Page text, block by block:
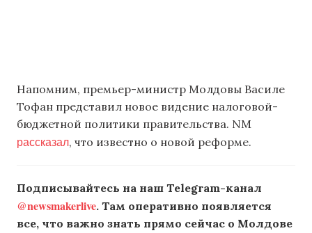
Напомним, премьер-министр Молдовы Василе
Тофан представил новое видение налоговой-
бюджетной политики правительства. NM
рассказал, что известно о новой реформе.
Подписывайтесь на наш Telegram-канал
@newsmakerlive. Там оперативно появляется
все, что важно знать прямо сейчас о Молдове